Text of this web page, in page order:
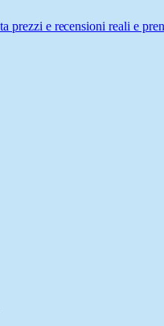
prezzi e recensioni reali e